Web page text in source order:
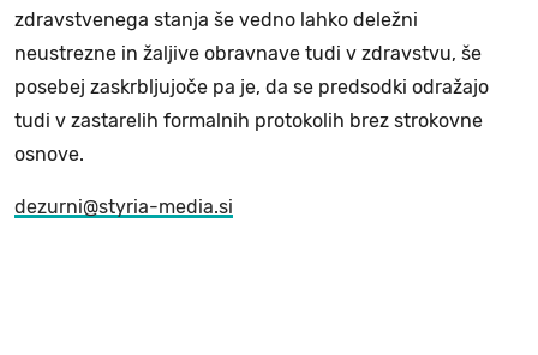
zdravstvenega stanja še vedno lahko deležni
neustrezne in žaljive obravnave tudi v zdravstvu, še
posebej zaskrbljujoče pa je, da se predsodki odražajo
tudi v zastarelih formalnih protokolih brez strokovne
osnove.
dezurni@styria-media.si